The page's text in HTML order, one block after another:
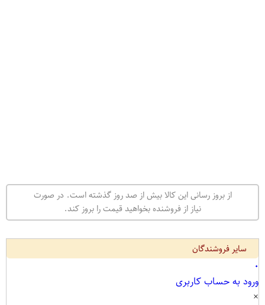
از بروز رسانی این کالا بیش از صد روز گذشته است. در صورت
نیاز از فروشنده بخواهید قیمت را بروز کند.
سایر فروشندگان
۰
ورود به حساب کاربری
×